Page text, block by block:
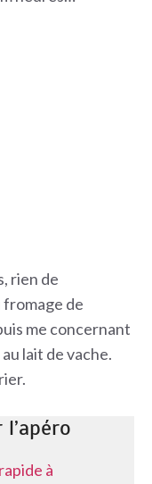
rien de
fromage de
me concernant
lait de vache.
à